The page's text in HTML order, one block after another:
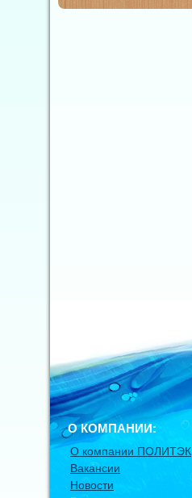
О КОМПАНИИ:
О компании ПОЛИТЭК
Вакансии
Новости